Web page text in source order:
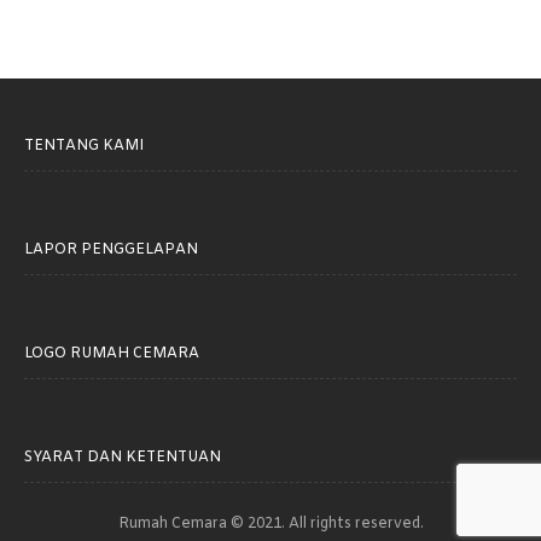
TENTANG KAMI
LAPOR PENGGELAPAN
LOGO RUMAH CEMARA
SYARAT DAN KETENTUAN
Rumah Cemara © 2021. All rights reserved.